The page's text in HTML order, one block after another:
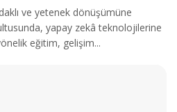
ve yetenek dönüşümüne
yapay zekâ teknolojilerine
eğitim, gelişim...